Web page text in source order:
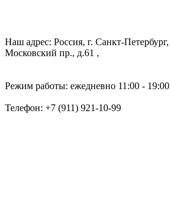
Наш адрес: Россия, г. Санкт-Петербург,
Московский пр., д.61 ,
Режим работы: ежедневно 11:00 - 19:00
Телефон: +7 (911) 921-10-99